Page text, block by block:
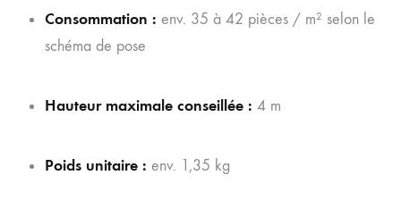
Consommation : env. 35 à 42 pièces / m² selon le
schéma de pose
Hauteur maximale conseillée : 4 m
Poids unitaire : env. 1,35 kg